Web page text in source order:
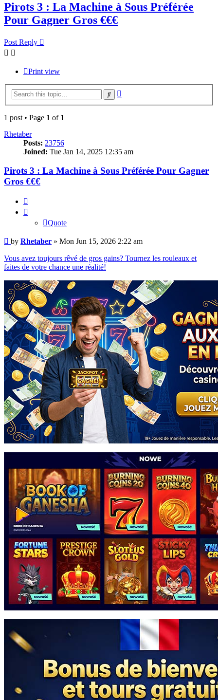
Pirots 3 : La Machine à Sous Préférée
Pour Gagner Gros €€€
Post Reply
Print view
Search
1 post • Page 1 of 1
Rhetaber
Posts: 23756
Joined: Tue Jan 14, 2025 12:35 am
Pirots 3 : La Machine à Sous Préférée Pour Gagner
Gros €€€
Quote
Post
by Rhetaber » Mon Jun 15, 2026 2:22 am
Vous avez toujours rêvé de gros gains? Tournez les rouleaux et
faites de votre chance une réalité!